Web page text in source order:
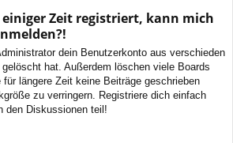
Zeit registriert, kann mich
dein Benutzerkonto aus verschieden
hat. Außerdem löschen viele Boards
längere Zeit keine Beiträge geschrieben
zu verringern. Registriere dich einfach
den Diskussionen teil!